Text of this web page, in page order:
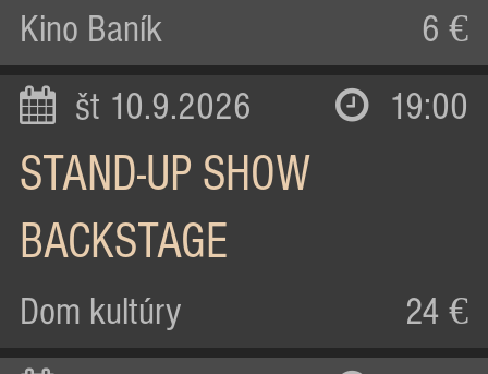
Kino Baník 6 €
št 10.9.2026 19:00
STAND-UP SHOW
BACKSTAGE
Dom kultúry 24 €